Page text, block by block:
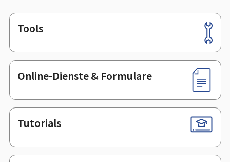
Footer
Tools
Online-Dienste & Formulare
Tutorials